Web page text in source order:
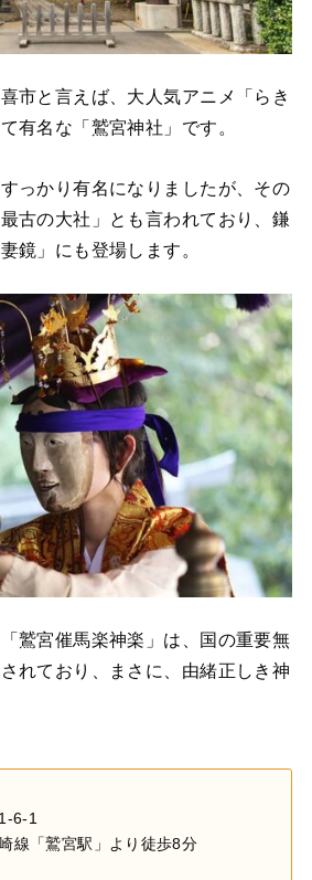
市と言えば、大人気アニメ「らき
有名な「鷲宮神社」です。
っかり有名になりましたが、その
古の大社」とも言われており、鎌
鏡」にも登場します。
鷲宮催馬楽神楽」は、国の重要無
れており、まさに、由緒正しき神
6-1
線「鷲宮駅」より徒歩8分